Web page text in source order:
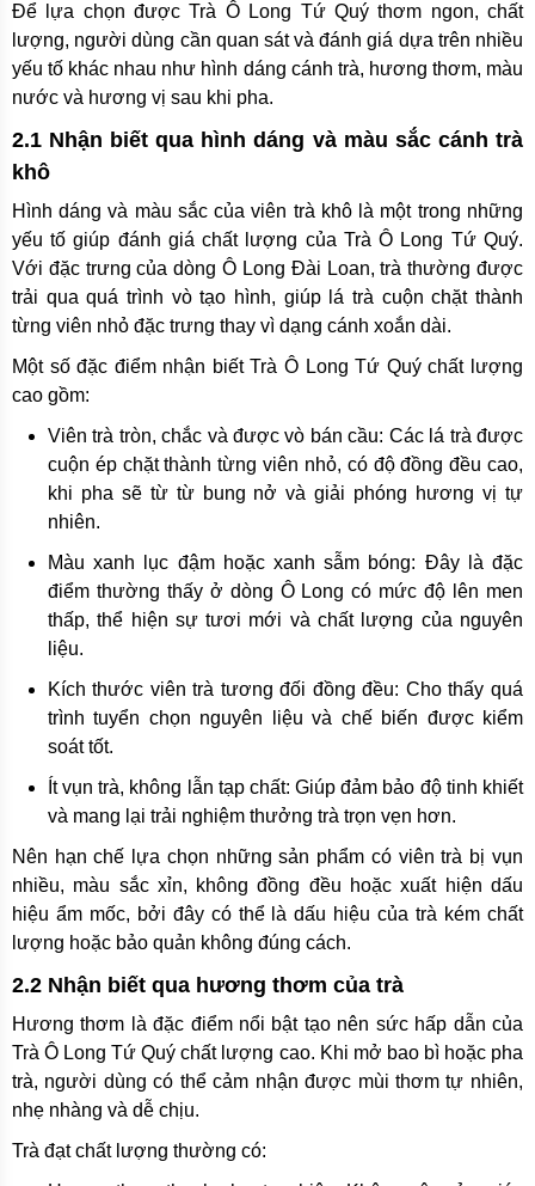
Để lựa chọn được Trà Ô Long Tứ Quý thơm ngon, chất
lượng, người dùng cần quan sát và đánh giá dựa trên nhiều
yếu tố khác nhau như hình dáng cánh trà, hương thơm, màu
nước và hương vị sau khi pha.
2.1 Nhận biết qua hình dáng và màu sắc cánh trà
khô
Hình dáng và màu sắc của viên trà khô là một trong những
yếu tố giúp đánh giá chất lượng của Trà Ô Long Tứ Quý.
Với đặc trưng của dòng Ô Long Đài Loan, trà thường được
trải qua quá trình vò tạo hình, giúp lá trà cuộn chặt thành
từng viên nhỏ đặc trưng thay vì dạng cánh xoắn dài.
Một số đặc điểm nhận biết Trà Ô Long Tứ Quý chất lượng
cao gồm:
Viên trà tròn, chắc và được vò bán cầu: Các lá trà được
cuộn ép chặt thành từng viên nhỏ, có độ đồng đều cao,
khi pha sẽ từ từ bung nở và giải phóng hương vị tự
nhiên.
Màu xanh lục đậm hoặc xanh sẫm bóng: Đây là đặc
điểm thường thấy ở dòng Ô Long có mức độ lên men
thấp, thể hiện sự tươi mới và chất lượng của nguyên
liệu.
Kích thước viên trà tương đối đồng đều: Cho thấy quá
trình tuyển chọn nguyên liệu và chế biến được kiểm
soát tốt.
Ít vụn trà, không lẫn tạp chất: Giúp đảm bảo độ tinh khiết
và mang lại trải nghiệm thưởng trà trọn vẹn hơn.
Nên hạn chế lựa chọn những sản phẩm có viên trà bị vụn
nhiều, màu sắc xỉn, không đồng đều hoặc xuất hiện dấu
hiệu ẩm mốc, bởi đây có thể là dấu hiệu của trà kém chất
lượng hoặc bảo quản không đúng cách.
2.2 Nhận biết qua hương thơm của trà
Hương thơm là đặc điểm nổi bật tạo nên sức hấp dẫn của
Trà Ô Long Tứ Quý chất lượng cao. Khi mở bao bì hoặc pha
trà, người dùng có thể cảm nhận được mùi thơm tự nhiên,
nhẹ nhàng và dễ chịu.
Trà đạt chất lượng thường có: